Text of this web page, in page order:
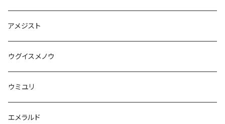
アメジスト
ウグイスメノウ
ウミユリ
エメラルド